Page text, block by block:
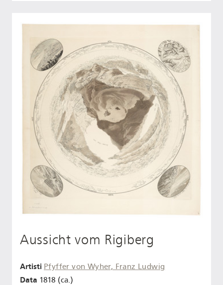
Aussicht vom Rigiberg
Artisti Pfyffer von Wyher, Franz Ludwig
Data 1818 (ca.)